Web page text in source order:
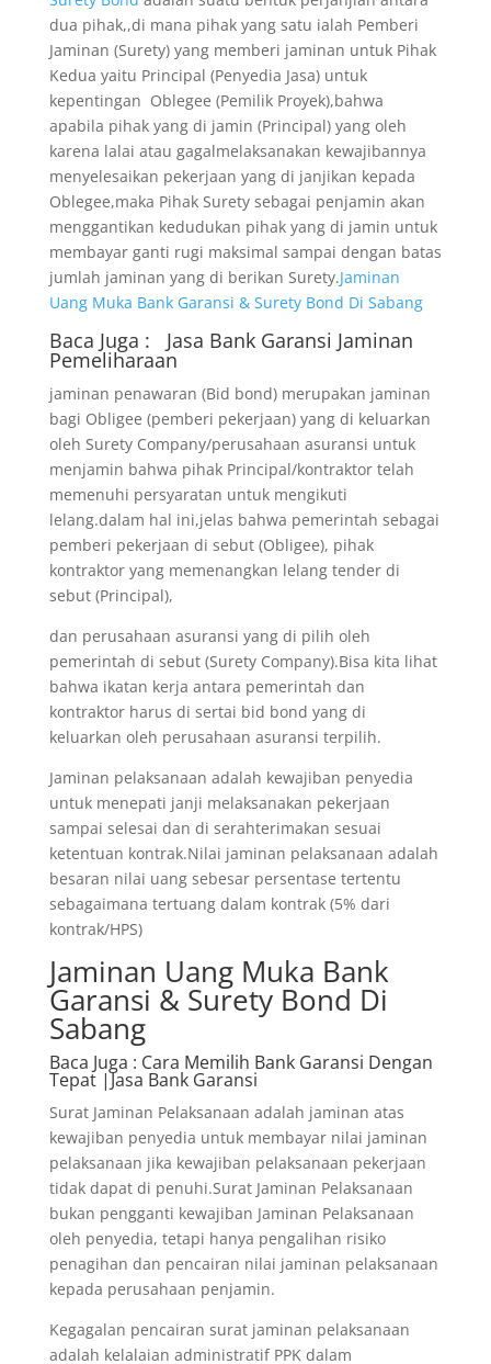
dua pihak,,di mana pihak yang satu ialah Pemberi
Jaminan (Surety) yang memberi jaminan untuk Pihak
Kedua yaitu Principal (Penyedia Jasa) untuk
kepentingan Oblegee (Pemilik Proyek),bahwa
apabila pihak yang di jamin (Principal) yang oleh
karena lalai atau gagalmelaksanakan kewajibannya
menyelesaikan pekerjaan yang di janjikan kepada
Oblegee,maka Pihak Surety sebagai penjamin akan
menggantikan kedudukan pihak yang di jamin untuk
membayar ganti rugi maksimal sampai dengan batas
jumlah jaminan yang di berikan Surety.Jaminan
Uang Muka Bank Garansi & Surety Bond Di Sabang
Baca Juga : Jasa Bank Garansi Jaminan
Pemeliharaan
jaminan penawaran (Bid bond) merupakan jaminan
bagi Obligee (pemberi pekerjaan) yang di keluarkan
oleh Surety Company/perusahaan asuransi untuk
menjamin bahwa pihak Principal/kontraktor telah
memenuhi persyaratan untuk mengikuti
lelang.dalam hal ini,jelas bahwa pemerintah sebagai
pemberi pekerjaan di sebut (Obligee), pihak
kontraktor yang memenangkan lelang tender di
sebut (Principal),
dan perusahaan asuransi yang di pilih oleh
pemerintah di sebut (Surety Company).Bisa kita lihat
bahwa ikatan kerja antara pemerintah dan
kontraktor harus di sertai bid bond yang di
keluarkan oleh perusahaan asuransi terpilih.
Jaminan pelaksanaan adalah kewajiban penyedia
untuk menepati janji melaksanakan pekerjaan
sampai selesai dan di serahterimakan sesuai
ketentuan kontrak.Nilai jaminan pelaksanaan adalah
besaran nilai uang sebesar persentase tertentu
sebagaimana tertuang dalam kontrak (5% dari
kontrak/HPS)
Jaminan Uang Muka Bank
Garansi & Surety Bond Di
Sabang
Baca Juga : Cara Memilih Bank Garansi Dengan
Tepat |Jasa Bank Garansi
Surat Jaminan Pelaksanaan adalah jaminan atas
kewajiban penyedia untuk membayar nilai jaminan
pelaksanaan jika kewajiban pelaksanaan pekerjaan
tidak dapat di penuhi.Surat Jaminan Pelaksanaan
bukan pengganti kewajiban Jaminan Pelaksanaan
oleh penyedia, tetapi hanya pengalihan risiko
penagihan dan pencairan nilai jaminan pelaksanaan
kepada perusahaan penjamin.
Kegagalan pencairan surat jaminan pelaksanaan
adalah kelalaian administratif PPK dalam